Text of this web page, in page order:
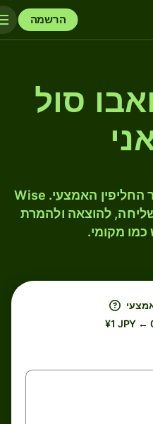
הרשמה
סול
המירו JPY ל- PEN לפי שער החליפין האמצעי. Wise
להוצאה ולהמרת
מקומי.
¥1 JPY